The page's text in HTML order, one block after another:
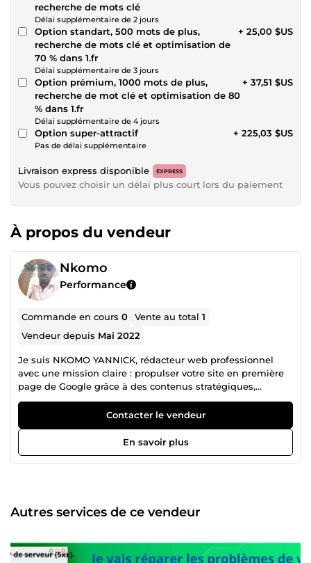
recherche de mots clé
Délai supplémentaire de 2 jours
Option standart, 500 mots de plus,
recherche de mots clé et optimisation de
70 % dans 1.fr
Délai supplémentaire de 3 jours
+ 25,00 $US
Option prémium, 1000 mots de plus,
recherche de mot clé et optimisation de 80
% dans 1.fr
Délai supplémentaire de 4 jours
+ 37,51 $US
Option super-attractif
Pas de délai supplémentaire
+ 225,03 $US
Livraison express disponible EXPRESS
Vous pouvez choisir un délai plus court lors du paiement
À propos du vendeur
Nkomo
Performance
Commande en cours0 Vente au total1
Vendeur depuis Mai 2022
Je suis NKOMO YANNICK, rédacteur web professionnel
avec une mission claire : propulser votre site en première
page de Google grâce à des contenus stratégiques,
percutants et 100 % optimisés SEO. 🔍 Je maîtrise les
meilleurs outils de référencement (Ubersuggest, SEMrush,
Surfer SEO, etc.) pour vous livrer des articles parfaitement
calibrés, quel que soit votre domaine d’activité. 🎯 À partir
d’un simple mot-clé, je crée du contenu de qualité,
assistés IA). ✅ Livraison rapide et respect des délais. ✅
Rédaction sur toutes thématiques à partir d’un mot-clé. 🎯
fiches produits, pages de vente sur n’importe quelle
thématique, avec une structure pensée pour performer sur
Contacter le vendeur
En savoir plus
Autres services de ce vendeur